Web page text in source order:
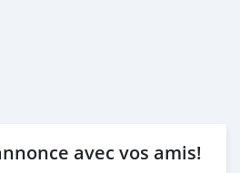
avec vos amis!